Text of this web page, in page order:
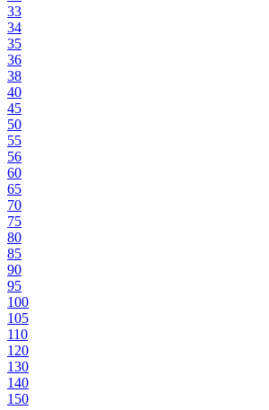
33
34
35
36
38
40
45
50
55
56
60
65
70
75
80
85
90
95
100
105
110
120
130
140
150